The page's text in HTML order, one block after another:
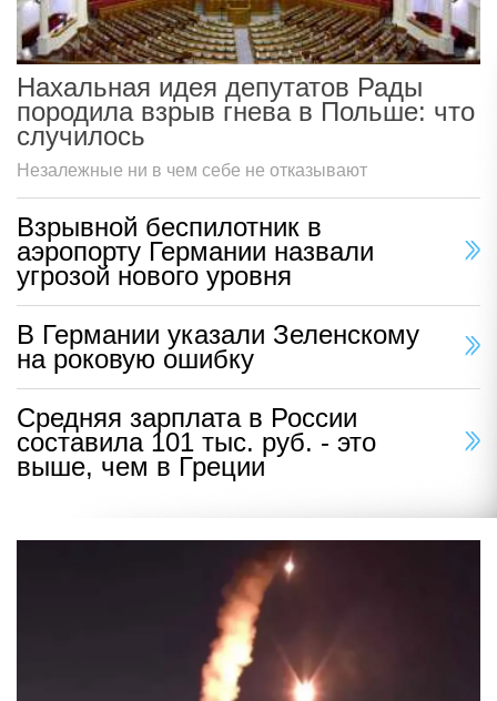
Нахальная идея депутатов Рады
породила взрыв гнева в Польше: что
случилось
Незалежные ни в чем себе не отказывают
Взрывной беспилотник в
аэропорту Германии назвали
угрозой нового уровня
В Германии указали Зеленскому
на роковую ошибку
Средняя зарплата в России
составила 101 тыс. руб. - это
выше, чем в Греции